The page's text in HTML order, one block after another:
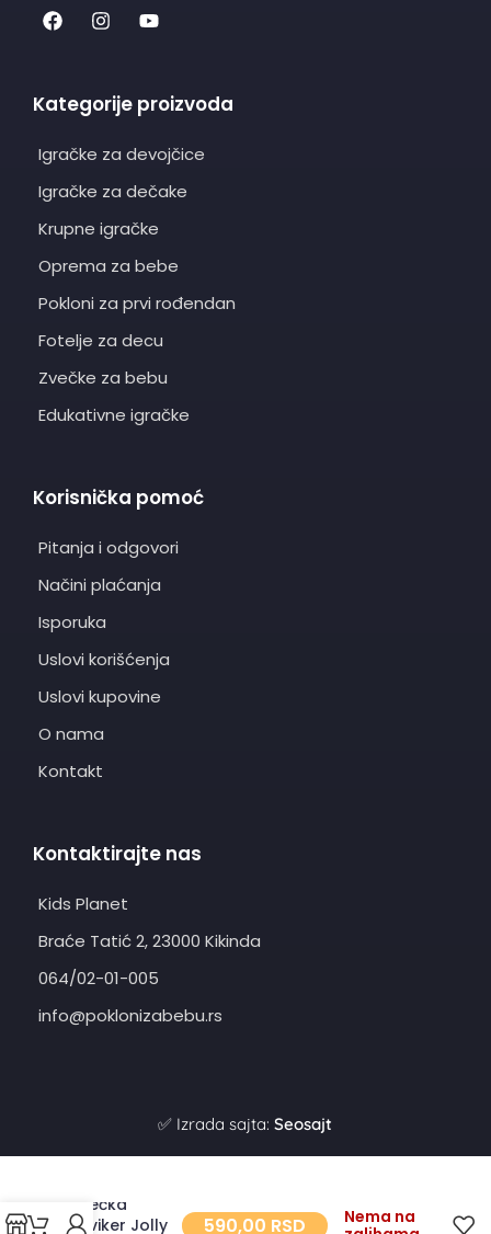
Kategorije proizvoda
Igračke za devojčice
Igračke za dečake
Krupne igračke
Oprema za bebe
Pokloni za prvi rođendan
Fotelje za decu
Zvečke za bebu
Edukativne igračke
Korisnička pomoć
Pitanja i odgovori
Načini plaćanja
Isporuka
Uslovi korišćenja
Uslovi kupovine
O nama
Kontakt
Kontaktirajte nas
Kids Planet
Braće Tatić 2, 23000 Kikinda
064/02-01-005
info@poklonizabebu.rs
✅ Izrada sajta:Seosajt
Zvečka
skviker Jolly
590,00 RSD
Nema na